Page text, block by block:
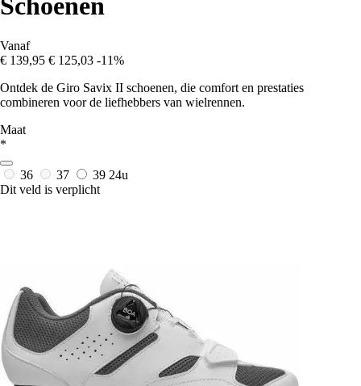
Schoenen
Vanaf
€ 139,95 € 125,03 -11%
Ontdek de Giro Savix II schoenen, die comfort en prestaties
combineren voor de liefhebbers van wielrennen.
Maat
*
36 37 39 24u
Dit veld is verplicht